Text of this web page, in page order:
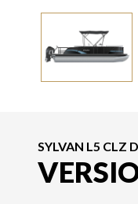
SYLVAN L5 CLZ